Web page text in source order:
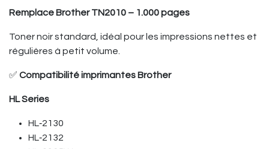
Remplace Brother TN2010 – 1.000 pages
Toner noir standard, idéal pour les impressions nettes et
régulières à petit volume.
✅ Compatibilité imprimantes Brother
HL Series
HL‑2130
HL‑2132